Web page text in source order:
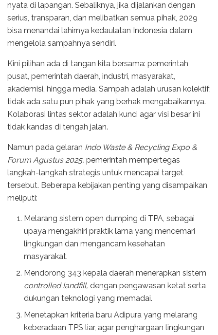
nyata di lapangan. Sebaliknya, jika dijalankan dengan
serius, transparan, dan melibatkan semua pihak, 2029
bisa menandai lahirnya kedaulatan Indonesia dalam
mengelola sampahnya sendiri.
Kini pilihan ada di tangan kita bersama: pemerintah
pusat, pemerintah daerah, industri, masyarakat,
akademisi, hingga media. Sampah adalah urusan kolektif;
tidak ada satu pun pihak yang berhak mengabaikannya.
Kolaborasi lintas sektor adalah kunci agar visi besar ini
tidak kandas di tengah jalan.
Namun pada gelaran Indo Waste & Recycling Expo &
Forum Agustus 2025, pemerintah mempertegas
langkah-langkah strategis untuk mencapai target
tersebut. Beberapa kebijakan penting yang disampaikan
meliputi:
Melarang sistem open dumping di TPA, sebagai
upaya mengakhiri praktik lama yang mencemari
lingkungan dan mengancam kesehatan
masyarakat.
Mendorong 343 kepala daerah menerapkan sistem
controlled landfill, dengan pengawasan ketat serta
dukungan teknologi yang memadai.
Menetapkan kriteria baru Adipura yang melarang
keberadaan TPS liar, agar penghargaan lingkungan